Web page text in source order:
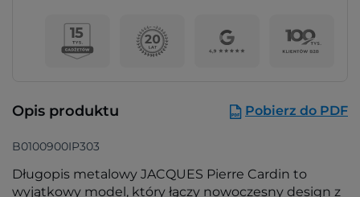
Opis produktu Pobierz do PDF
B0100900IP303
Długopis metalowy JACQUES Pierre Cardin to
wyjątkowy model, który łączy nowoczesny design z